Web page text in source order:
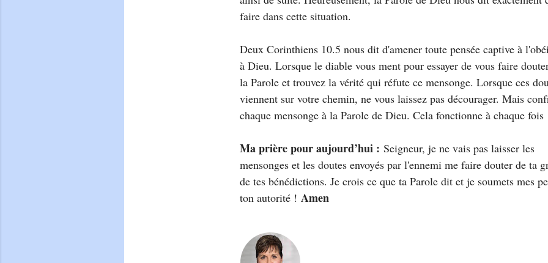
faire dans cette situation.
Deux Corinthiens 10.5 nous dit d'amener toute pensée captive à
à Dieu. Lorsque le diable vous ment pour essayer de vous faire
la Parole et trouvez la vérité qui réfute ce mensonge. Lorsque ces
viennent sur votre chemin, ne vous laissez pas décourager. Mais
chaque mensonge à la Parole de Dieu. Cela fonctionne à chaque fois
Ma prière pour aujourd’hui : Seigneur, je ne vais pas laisser les
mensonges et les doutes envoyés par l'ennemi me faire douter de ta
de tes bénédictions. Je crois ce que ta Parole dit et je soumets mes
ton autorité ! Amen